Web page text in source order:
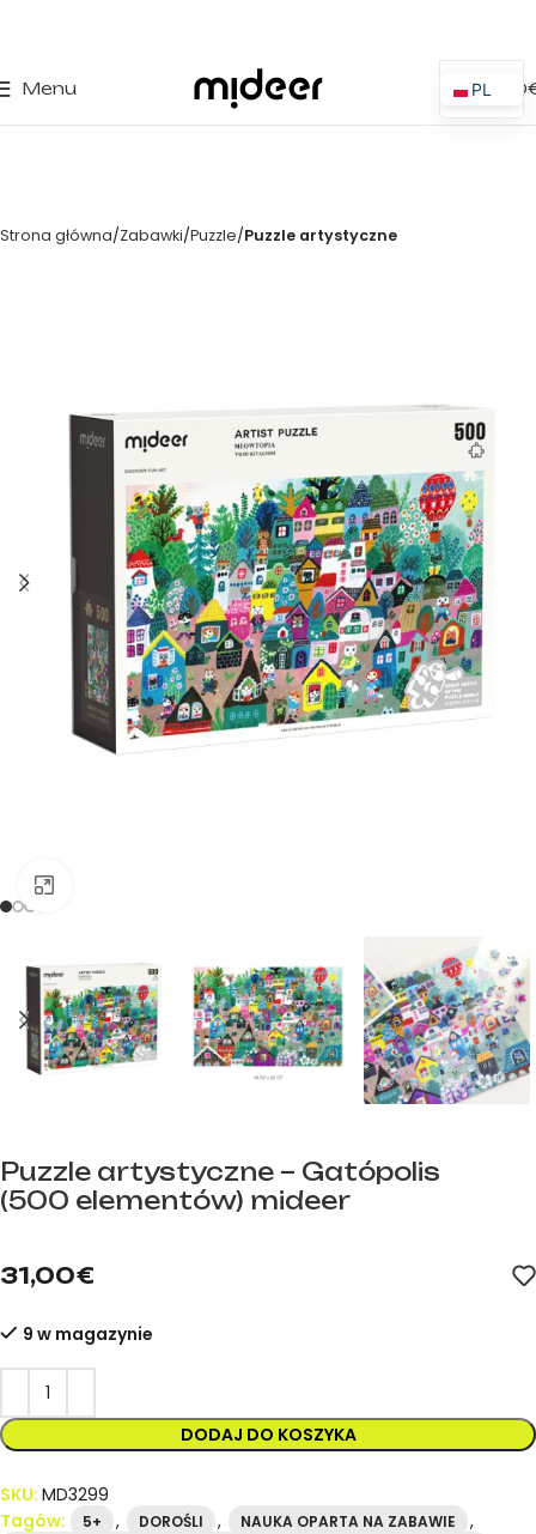
Menu 0,00
Strona główna Zabawki Puzzle Puzzle artystyczne
Puzzle artystyczne – Gatópolis
(500 elementów) mideer
31,00€
9 w magazynie
DODAJ DO KOSZYKA
SKU: MD3299
Tagów:
5+ , DOROŚLI , NAUKA OPARTA NA ZABAWIE ,
PL
ES